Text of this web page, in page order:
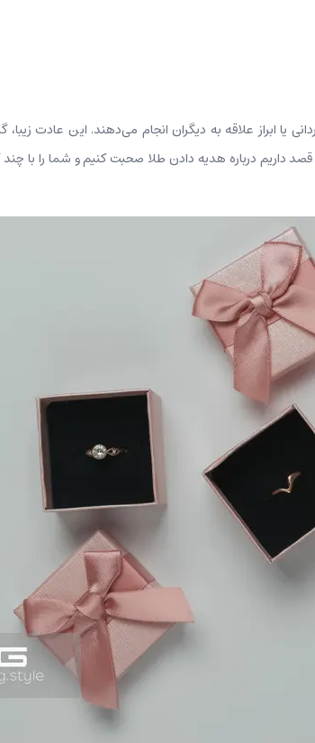
یا ابراز علاقه به دیگران انجام می‌دهند. این عادت
داریم درباره هدیه دادن طلا صحبت کنیم و شما را با